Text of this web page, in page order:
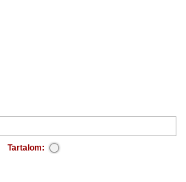
Tartalom: